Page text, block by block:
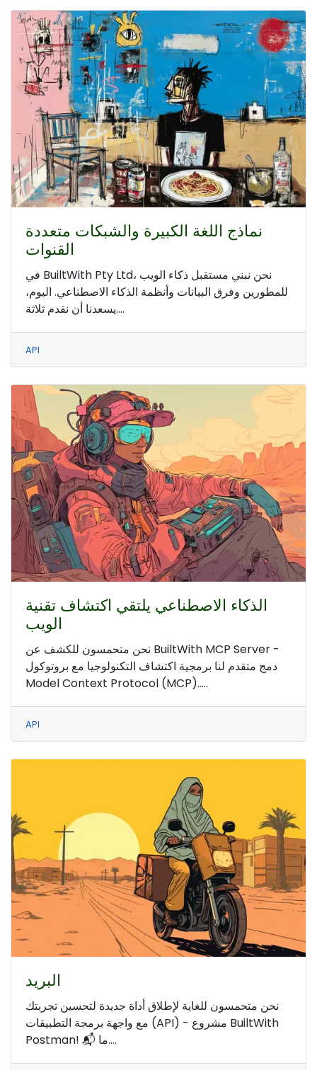
نماذج اللغة الكبيرة والشبكات متعددة
القنوات
في BuiltWith Pty Ltd، نحن نبني مستقبل ذكاء الويب
للمطورين وفرق البيانات وأنظمة الذكاء الاصطناعي. اليوم،
يسعدنا أن نقدم ثلاثة....
API
الذكاء الاصطناعي يلتقي اكتشاف تقنية
الويب
نحن متحمسون للكشف عن BuiltWith MCP Server -
دمج متقدم لنا برمجية اكتشاف التكنولوجيا مع بروتوكول
Model Context Protocol (MCP).....
API
البريد
نحن متحمسون للغاية لإطلاق أداة جديدة لتحسين تجربتك
مع واجهة برمجة التطبيقات (API) - مشروع BuiltWith
Postman! 📬 ما....